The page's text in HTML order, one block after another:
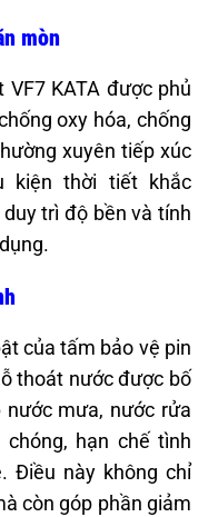
mòn
KATA được phủ
oxy hóa, chống
xuyên tiếp xúc
kiện thời tiết khắc
trì độ bền và tính
của tấm bảo vệ pin
thoát nước được bố
mưa, nước rửa
hạn chế tình
Điều này không chỉ
còn góp phần giảm